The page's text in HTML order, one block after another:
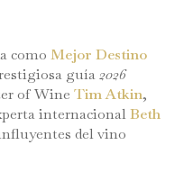
como Mejor Destino
guía2026
of Wine Tim Atkin,
internacionalBeth
del vino